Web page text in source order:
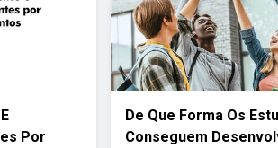
Por
De Que Forma Os
Conseguem